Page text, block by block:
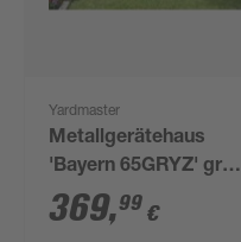
Yardmaster
Metallgerätehaus
'Bayern 65GRYZ' grün
202 x 137 x 189 cm,
mit Bodenrahmen
369,99 €